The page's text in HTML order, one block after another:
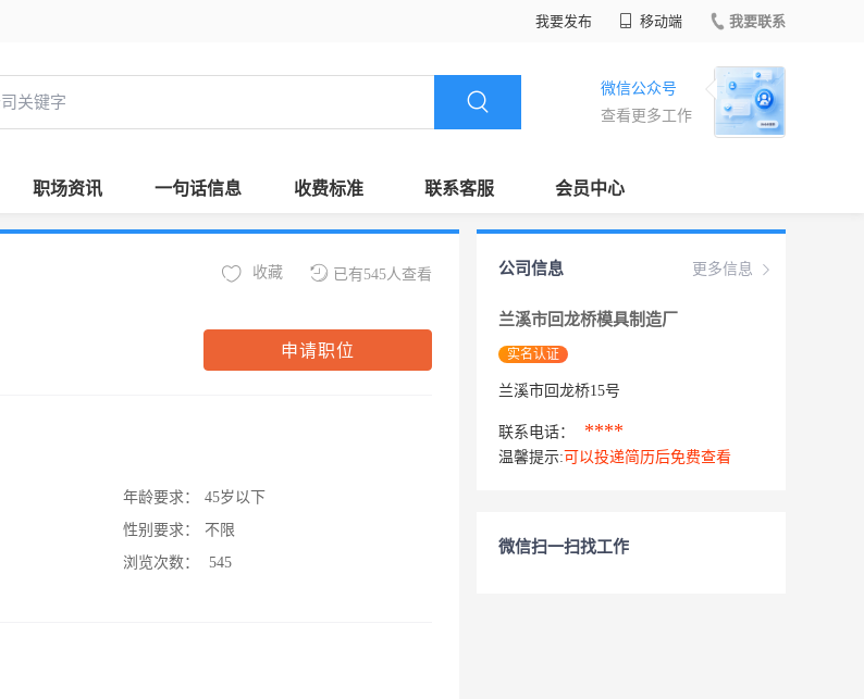
我要发布 移动端 我要联系
微信公众号
查看更多工作
职场资讯 一句话信息 收费标准 联系客服 会员中心
已有545人查看
收藏
申请职位
年龄要求：
45岁以下
性别要求：
不限
浏览次数：
545
更多信息
公司信息
兰溪市回龙桥模具制造厂
实名认证
兰溪市回龙桥15号
联系电话： ****
温馨提示: 可以投递简历后免费查看
微信扫一扫找工作